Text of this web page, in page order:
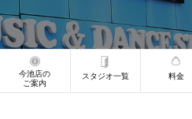
今池店の
ご案内
スタジオ一覧 料金